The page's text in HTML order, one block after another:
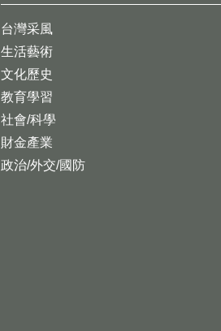
台灣采風
生活藝術
文化歷史
教育學習
社會/科學
財金產業
政治/外交/國防